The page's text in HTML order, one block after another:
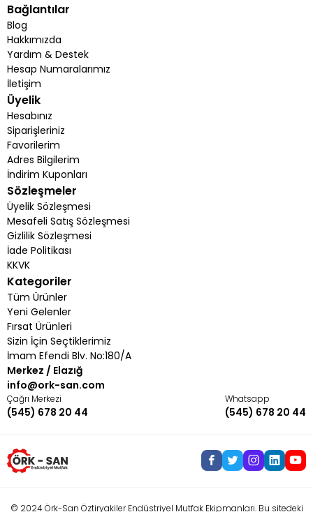
Bağlantılar
Blog
Hakkımızda
Yardım & Destek
Hesap Numaralarımız
İletişim
Üyelik
Hesabınız
Siparişleriniz
Favorilerim
Adres Bilgilerim
İndirim Kuponları
Sözleşmeler
Üyelik Sözleşmesi
Mesafeli Satış Sözleşmesi
Gizlilik Sözleşmesi
İade Politikası
KKVK
Kategoriler
Tüm Ürünler
Yeni Gelenler
Fırsat Ürünleri
Sizin İçin Seçtiklerimiz
İmam Efendi Blv. No:180/A
Merkez / Elazığ
info@ork-san.com
Çağrı Merkezi
(545) 678 20 44
Whatsapp
(545) 678 20 44
© 2024 Örk-San Öztiryakiler Endüstriyel Mutfak Ekipmanları. Bu sitedeki